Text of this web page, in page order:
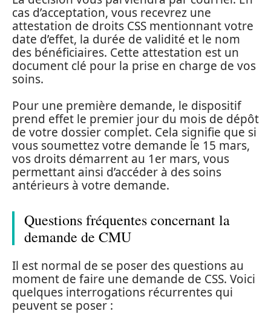
cas d’acceptation, vous recevrez une
attestation de droits CSS mentionnant votre
date d’effet, la durée de validité et le nom
des bénéficiaires. Cette attestation est un
document clé pour la prise en charge de vos
soins.
Pour une première demande, le dispositif
prend effet le premier jour du mois de dépôt
de votre dossier complet. Cela signifie que si
vous soumettez votre demande le 15 mars,
vos droits démarrent au 1er mars, vous
permettant ainsi d’accéder à des soins
antérieurs à votre demande.
Questions fréquentes concernant la
demande de CMU
Il est normal de se poser des questions au
moment de faire une demande de CSS. Voici
quelques interrogations récurrentes qui
peuvent se poser :